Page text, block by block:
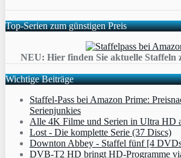
Top-Serien zum günstigen Preis
NEU: Hier finden Sie aktuelle Staffeln
Wichtige Beiträge
Staffel-Pass bei Amazon Prime:
Serienjunkies
Alle 4K Filme und Serien in Ultra HD
Lost - Die komplette Serie (37 Discs)
Downton Abbey - Staffel fünf [4
DVB-T2 HD bringt HD-Programme